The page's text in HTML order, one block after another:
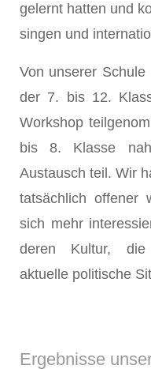
gelernt hatten und
singen und
Von unserer
der 7. bis 12.
Workshop
bis 8. Klasse
Austausch teil. Wir
tatsächlich offener
sich mehr
deren Kultur, die
aktuelle politische
Ergebnisse